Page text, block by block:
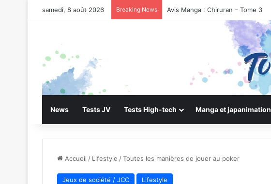
samedi, 8 août 2026 Breaking News Avis Manga : Chiruran – Tome 3
News Tests JV Tests High-tech Manga et japanimation
Accueil / Lifestyle /Toutes les manières de jouer au poker
Jeux de société / JCC Lifestyle